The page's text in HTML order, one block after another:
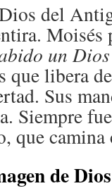
del
Moisés
un
que libera
Sus
Siempre
que
de